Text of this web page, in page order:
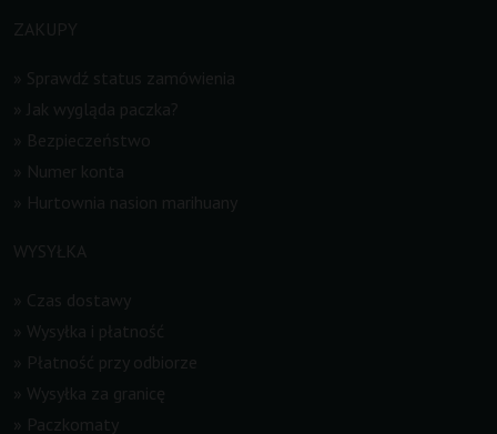
ZAKUPY
Sprawdź status zamówienia
Jak wygląda paczka?
Bezpieczeństwo
Numer konta
Hurtownia nasion marihuany
WYSYŁKA
Czas dostawy
Wysyłka i płatność
Płatność przy odbiorze
Wysyłka za granicę
Paczkomaty